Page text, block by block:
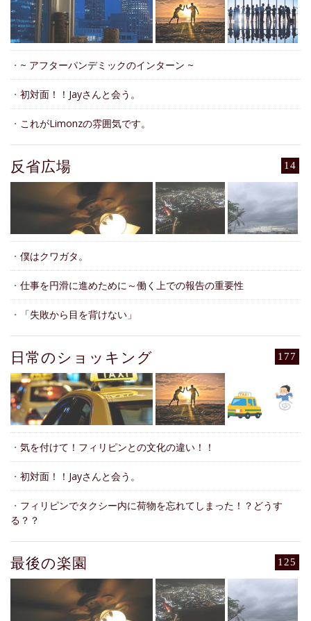
・ ~ アフターパンデミックのインターン ~
・ 初対面！！Jayさんと会う。
・ これがLimonzの雰囲気です。
14
反省広場
・ 僕はクワガタ。
・ 仕事を円滑に進めために～働く上での報告の重要性
・ 「失敗から目を背けない」
177
日常のショッキング
・ 気を付けて！フィリピンとの文化の違い！！
・ 初対面！！Jayさんと会う。
・ フィリピンでタクシー内に荷物を忘れてしまった！？どうす
る？？
125
最後の楽園